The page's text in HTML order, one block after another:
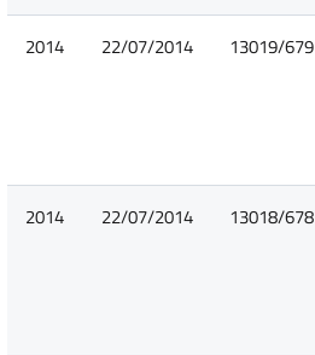
2014 22/07/2014 13019/679
2014 22/07/2014 13018/678